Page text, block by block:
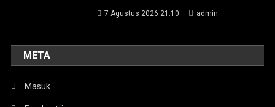
7 Agustus 2026 21:10 admin
META
Masuk